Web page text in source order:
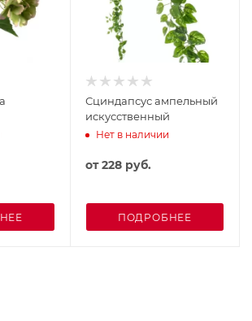
Сциндапсус ампельный
искусственный
Нет в наличии
от228 руб.
ПОДРОБНЕЕ